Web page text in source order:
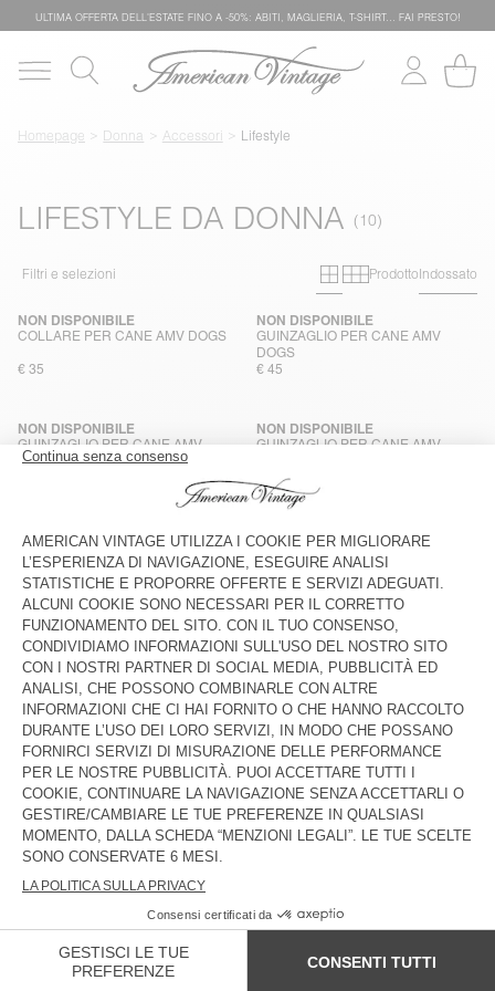
ULTIMA OFFERTA DELL'ESTATE FINO A -50%: ABITI, MAGLIERIA, T-SHIRT… FAI PRESTO!
Homepage Donna Accessori Lifestyle
LIFESTYLE DA DONNA
Filtri e selezioni Primary grid
Secondary
ProdottoIndossato
COLLARE PER CANE AMV DOGS
NON DISPONIBILE
€ 35
GUINZAGLIO PER CANE AMV
DOGS
NON DISPONIBILE
€ 45
GUINZAGLIO PER CANE AMV
DOGS
NON DISPONIBILE
GUINZAGLIO PER CANE AMV
NON DISPONIBILE
€ 45
COLLARE PER CANE AMV DOGS
NON DISPONIBILE
€ 35
COLLARE PER CANE AMV DOGS
NON DISPONIBILE
€ 35
COLLARE PER CANE AMV DOGS
NON DISPONIBILE
GUINZAGLIO PER CANE AMV
DOGS
NON DISPONIBILE
COLLARE PER CANE AMV DOGS
NON DISPONIBILE
€ 35
COLLARE PER CANE AMV DOGS
NON DISPONIBILE
€ 35
LINGUA :
ACCESSIBILITÀ